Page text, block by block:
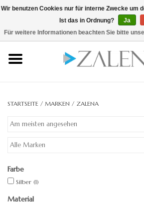
0 Artikel -
Rahmenspiegel
Designspiegel
STARTSEITE / MARKEN / ZALENA
Farbe
Silber (1)
Material
Wir benutzen Cookies nur für interne Zwecke um
Ist das in Ordnung?
Ja
Für weitere Informationen beachten Sie bitte